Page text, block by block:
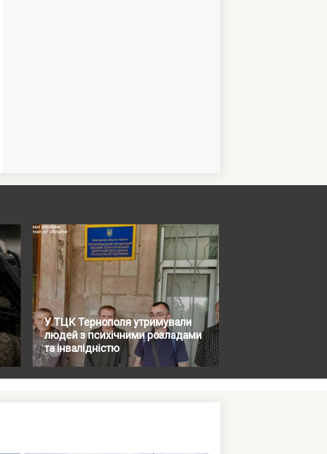
У ТЦК Тернополя утримували
людей з психічними розладами
та інвалідністю